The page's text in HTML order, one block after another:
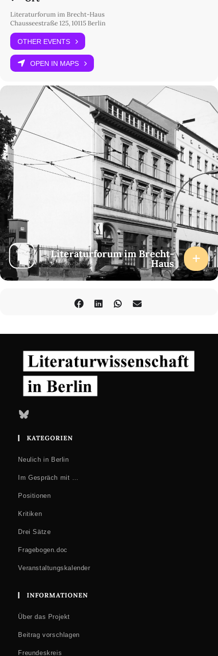
Literaturforum im Brecht-Haus
Chausseestraße 125, 10115 Berlin
OTHER EVENTS
OPEN IN MAPS
Literaturforum im Brecht-
Haus
Bluesky
KATEGORIEN
Neulich in Berlin
Im Gespräch mit …
Positionen
Kritiken
Drei Sätze
Fragebogen.doc
Veranstaltungskalender
INFORMATIONEN
Über das Projekt
Beitrag vorschlagen
Freundeskreis